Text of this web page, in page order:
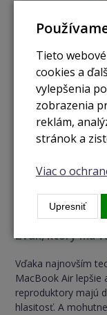
Čip Apple T2
MacBook Air má
špeciálneho čipu,
ešte bezpečnejší.
odomkneš,
alebo zaplatíš
informácie v
dáta na SSD
Zvuk, ktorý má
Vďaka najnovším
MacBook Air lepšie
reproduktory majú
hlasitosť. A
Tieto
cookies a
vylepšenia
zobrazenia
reklám,
stránok a
Viac o
Upresniť